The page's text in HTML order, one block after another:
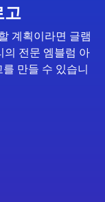
고
계획이라면 글램
의 전문 엠블럼 아
만들 수 있습니